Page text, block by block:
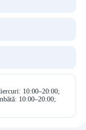
10:00–20:00;
10:00–20:00;